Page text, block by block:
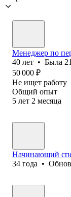
Менеджер по
40 лет • Была
50 000 ₽
Не ищет работу
Общий опыт
5 лет 2 месяца
Начинающий
34 года •